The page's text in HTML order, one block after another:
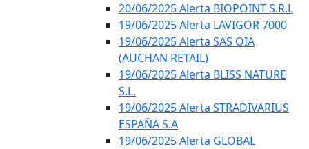
20/06/2025 Alerta BIOPOINT S.R.L
19/06/2025 Alerta LAVIGOR 7000
19/06/2025 Alerta SAS OIA
(AUCHAN RETAIL)
19/06/2025 Alerta BLISS NATURE
S.L.
19/06/2025 Alerta STRADIVARIUS
ESPAÑA S.A
19/06/2025 Alerta GLOBAL